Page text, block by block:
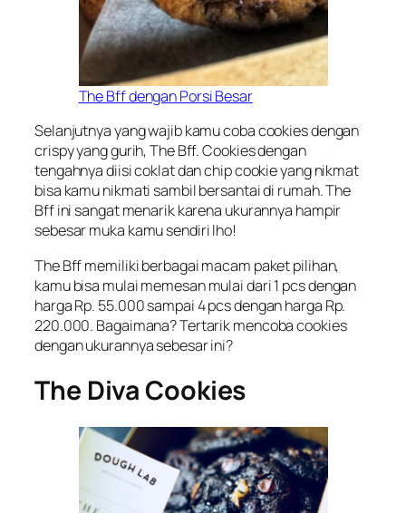
The Bff dengan Porsi Besar
Selanjutnya yang wajib kamu coba cookies dengan
crispy yang gurih, The Bff. Cookies dengan
tengahnya diisi coklat dan chip cookie yang nikmat
bisa kamu nikmati sambil bersantai di rumah. The
Bff ini sangat menarik karena ukurannya hampir
sebesar muka kamu sendiri lho!
The Bff memiliki berbagai macam paket pilihan,
kamu bisa mulai memesan mulai dari 1 pcs dengan
harga Rp. 55.000 sampai 4 pcs dengan harga Rp.
220.000. Bagaimana? Tertarik mencoba cookies
dengan ukurannya sebesar ini?
The Diva Cookies